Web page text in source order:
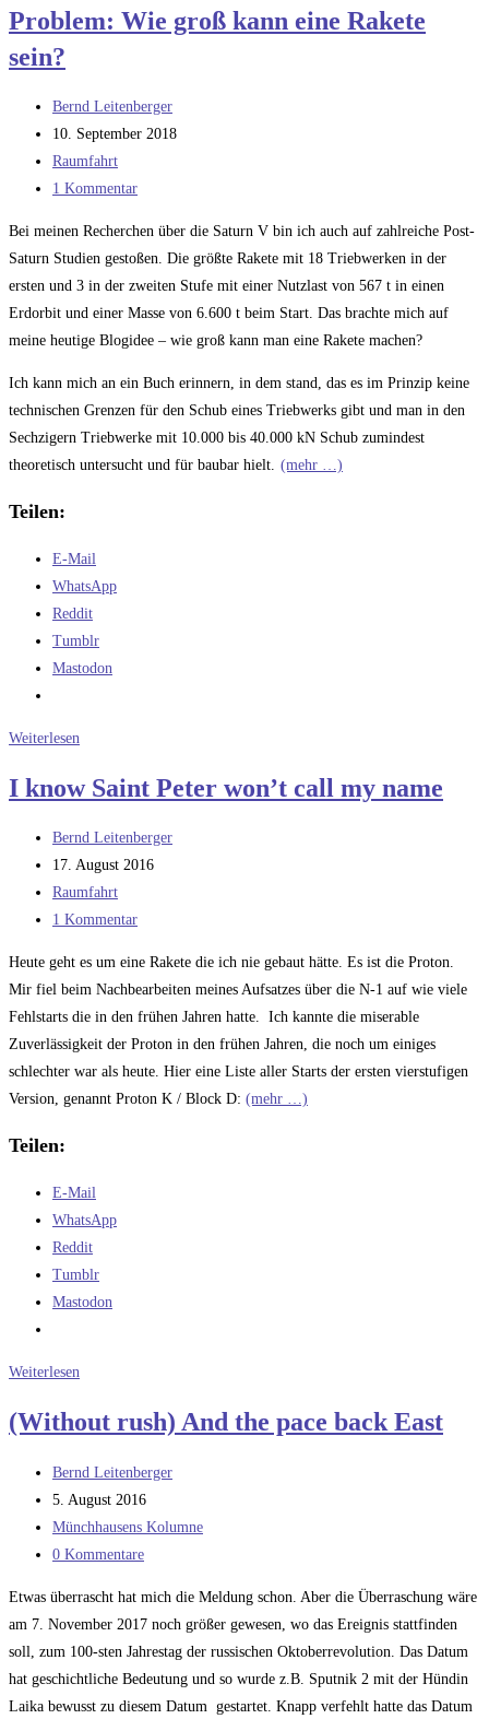
N-
Unterschiede
in
der
Sicherheitsphilosophie
Problem: Wie groß kann eine Rakete
sein?
Beitrags-
Autor:
Bernd Leitenberger
Beitrag
veröffentlicht:
10. September 2018
Beitrags-
Kategorie:
Raumfahrt
Beitrags-
1 Kommentar
Bei meinen Recherchen über die Saturn V bin ich auch auf zahlreiche Post-
Saturn Studien gestoßen. Die größte Rakete mit 18 Triebwerken in der
ersten und 3 in der zweiten Stufe mit einer Nutzlast von 567 t in einen
Erdorbit und einer Masse von 6.600 t beim Start. Das brachte mich auf
meine heutige Blogidee – wie groß kann man eine Rakete machen?
Ich kann mich an ein Buch erinnern, in dem stand, das es im Prinzip keine
technischen Grenzen für den Schub eines Triebwerks gibt und man in den
Sechzigern Triebwerke mit 10.000 bis 40.000 kN Schub zumindest
theoretisch untersucht und für baubar hielt. (mehr …)
Teilen:
E-Mail
WhatsApp
Reddit
Tumblr
Mastodon
Weiterlesen
für
überflüssiges
Problem:
Wie
groß
kann
eine
Rakete
sein?
I know Saint Peter won’t call my name
Beitrags-
Autor:
Bernd Leitenberger
Beitrag
veröffentlicht:
17. August 2016
Beitrags-
Kategorie:
Raumfahrt
Beitrags-
1 Kommentar
Heute geht es um eine Rakete die ich nie gebaut hätte. Es ist die Proton.
Mir fiel beim Nachbearbeiten meines Aufsatzes über die N-1 auf wie viele
Fehlstarts die in den frühen Jahren hatte. Ich kannte die miserable
Zuverlässigkeit der Proton in den frühen Jahren, die noch um einiges
schlechter war als heute. Hier eine Liste aller Starts der ersten vierstufigen
Version, genannt Proton K / Block D: (mehr …)
Teilen:
E-Mail
WhatsApp
Reddit
Tumblr
Mastodon
Weiterlesen
Saint
won’t
call
my
name
(Without rush) And the pace back East
Beitrags-
Autor:
Bernd Leitenberger
Beitrag
veröffentlicht:
5. August 2016
Beitrags-
Kategorie:
Münchhausens Kolumne
Beitrags-
0 Kommentare
Etwas überrascht hat mich die Meldung schon. Aber die Überraschung wäre
am 7. November 2017 noch größer gewesen, wo das Ereignis stattfinden
soll, zum 100-sten Jahrestag der russischen Oktoberrevolution. Das Datum
hat geschichtliche Bedeutung und so wurde z.B. Sputnik 2 mit der Hündin
Laika bewusst zu diesem Datum gestartet. Knapp verfehlt hatte das Datum